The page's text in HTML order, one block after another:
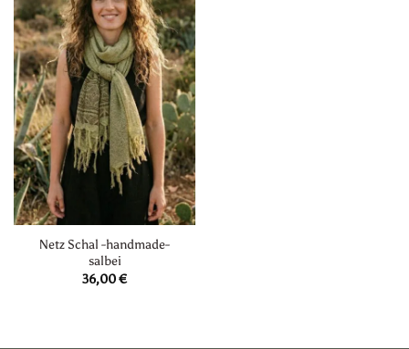
Netz Schal -handmade-
salbei
36,00€